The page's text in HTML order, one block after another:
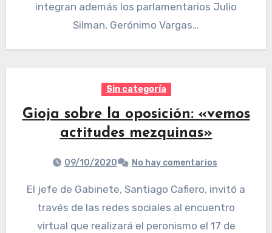
integran además los parlamentarios Julio
Silman, Gerónimo Vargas…
Sin categoría
Gioja sobre la oposición: «vemos
actitudes mezquinas»
09/10/2020 No hay comentarios
El jefe de Gabinete, Santiago Cafiero, invitó a
través de las redes sociales al encuentro
virtual que realizará el peronismo el 17 de